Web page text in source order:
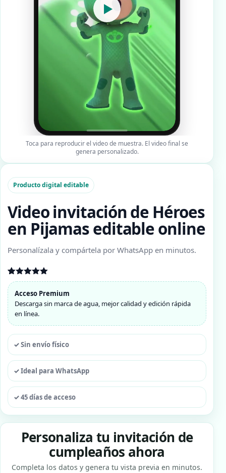
▶
Toca para reproducir el video de muestra. El video final se
genera personalizado.
Producto digital editable
Video invitación de Héroes
en Pijamas editable online
Personalízala y compártela por WhatsApp en minutos.
Valorado
con
de 5 en
base a
1
valoración
de un
cliente
Acceso Premium
Descarga sin marca de agua, mejor calidad y edición rápida
en línea.
✓ Sin envío físico
✓ Ideal para WhatsApp
✓ 45 días de acceso
Personaliza tu invitación de
cumpleaños ahora
Completa los datos y genera tu vista previa en minutos.